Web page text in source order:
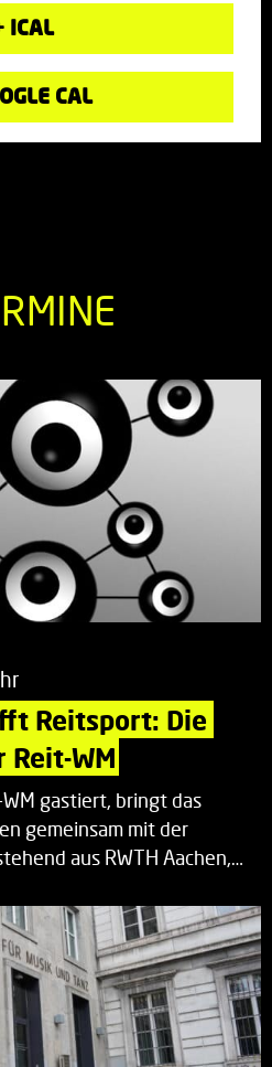
ICAL
CAL
Reitsport: Die
Reit-WM
gastiert, bringt das
gemeinsam mit der
aus RWTH Aachen,…